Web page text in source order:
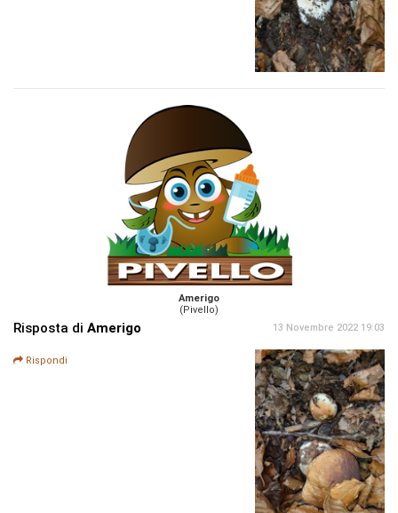
Amerigo
(Pivello)
Risposta di Amerigo 13 Novembre 2022 19:03
Rispondi